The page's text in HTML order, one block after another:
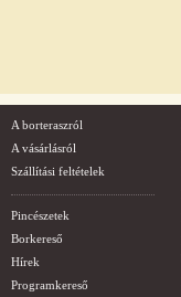
A borteraszról
A vásárlásról
Szállítási feltételek
Pincészetek
Borkereső
Hírek
Programkereső